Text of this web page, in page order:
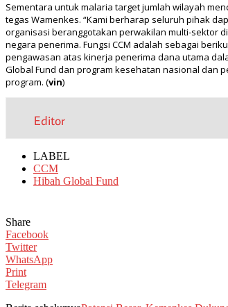
Sementara untuk malaria target jumlah wilayah
tegas Wamenkes. “Kami berharap seluruh pihak
organisasi beranggotakan perwakilan multi-sektor
negara penerima. Fungsi CCM adalah sebagai
pengawasan atas kinerja penerima dana utama
Global Fund dan program kesehatan nasional dan
program. (vin)
Editor
LABEL
CCM
Hibah Global Fund
Share
Facebook
Twitter
WhatsApp
Print
Telegram